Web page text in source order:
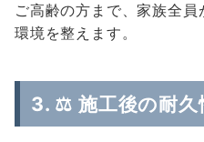
ご高齢の方まで、家族全
環境を整えます。
3. ⚖️ 施工後の耐久